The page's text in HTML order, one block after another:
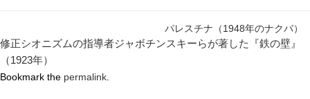
パレスチナ（1948年のナクバ）
修正シオニズムの指導者ジャボチンスキーらが著した『鉄の壁』
（1923年）
Bookmark the permalink